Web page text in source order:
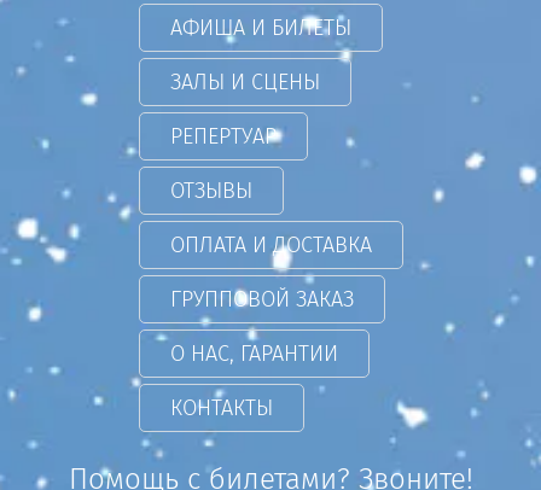
АФИША И БИЛЕТЫ
ЗАЛЫ И СЦЕНЫ
РЕПЕРТУАР
ОТЗЫВЫ
ОПЛАТА И ДОСТАВКА
ГРУППОВОЙ ЗАКАЗ
О НАС, ГАРАНТИИ
КОНТАКТЫ
Помощь с билетами? Звоните!